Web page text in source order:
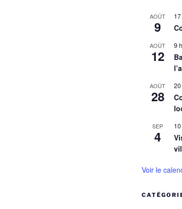
AOÛT
9
AOÛT
12
9
AOÛT
28
SEP
4
Voir le